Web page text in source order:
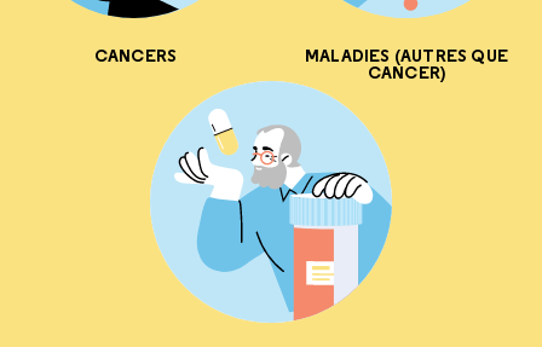
CANCERS MALADIES (AUTRES QUE
CANCER)